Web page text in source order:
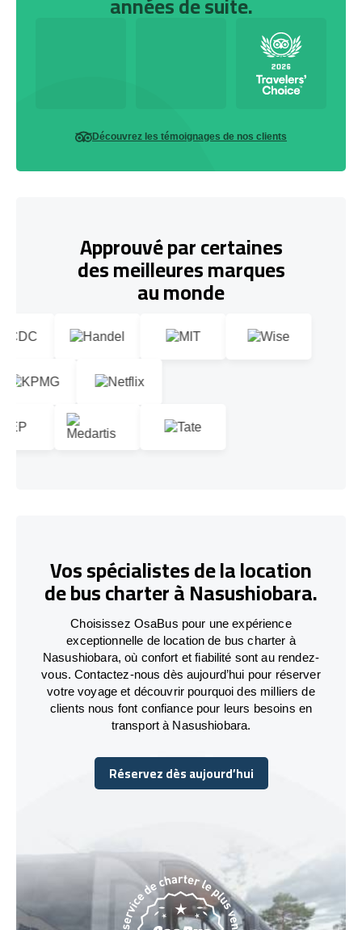
Découvrez les témoignages de nos clients
Approuvé par certaines
des meilleures marques
au monde
Vos spécialistes de la location
de bus charter à Nasushiobara.
Choisissez OsaBus pour une expérience
exceptionnelle de location de bus charter à
Nasushiobara, où confort et fiabilité sont au rendez-
vous. Contactez-nous dès aujourd’hui pour réserver
votre voyage et découvrir pourquoi des milliers de
clients nous font confiance pour leurs besoins en
transport à Nasushiobara.
Réservez dès aujourd’hui
Réservez dès aujourd’hui